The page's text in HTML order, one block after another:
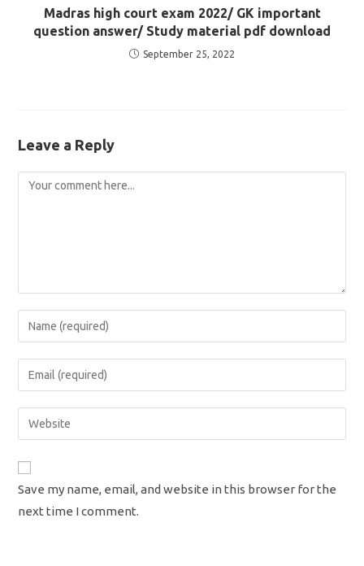
Madras high court exam 2022/ GK important
question answer/ Study material pdf download
September 25, 2022
Leave a Reply
Comment
Enter
your
name
comment
Enter
your
email
address
Enter
your
URL
(optional)
Save my name, email, and website in this browser for the
next time I comment.